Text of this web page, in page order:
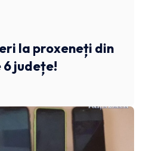
la proxeneți din
6 județe!